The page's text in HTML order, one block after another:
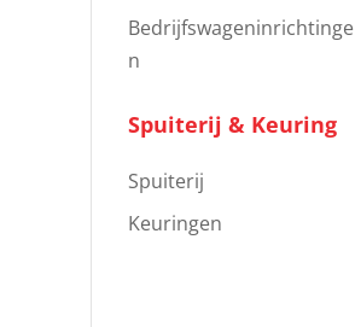
Bedrijfswageninrichtinge
n
Spuiterij & Keuring
Spuiterij
Keuringen